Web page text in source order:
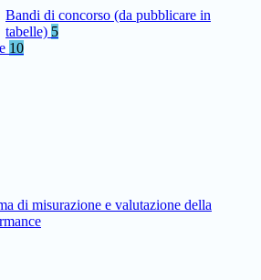
Bandi di concorso (da pubblicare in
tabelle) 5
10
di misurazione e valutazione della